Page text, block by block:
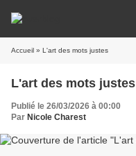
Accueil » L'art des mots justes
L'art des mots justes
Publié le 26/03/2026 à 00:00
Par Nicole Charest